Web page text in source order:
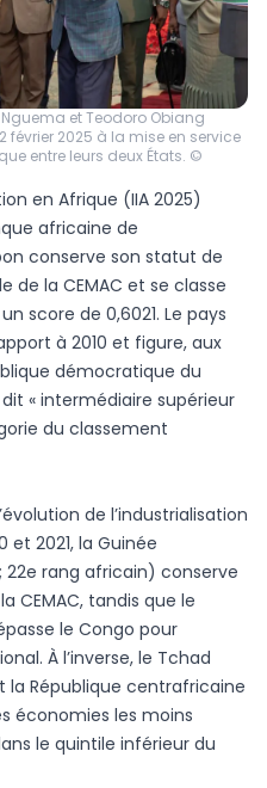
et Teodoro Obiang
février 2025 à la mise en service
entre leurs deux États. ©
en Afrique (IIA 2025)
africaine de
conserve son statut de
de la CEMAC et se classe
score de 0,6021. Le pays
à 2010 et figure, aux
démocratique du
« intermédiaire supérieur
du classement
de l’industrialisation
et 2021, la Guinée
rang africain) conserve
CEMAC, tandis que le
le Congo pour
À l’inverse, le Tchad
République centrafricaine
économies les moins
le quintile inférieur du